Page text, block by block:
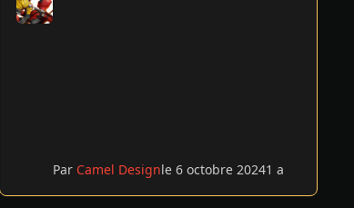
Par Camel Designle 6 octobre 20241 a